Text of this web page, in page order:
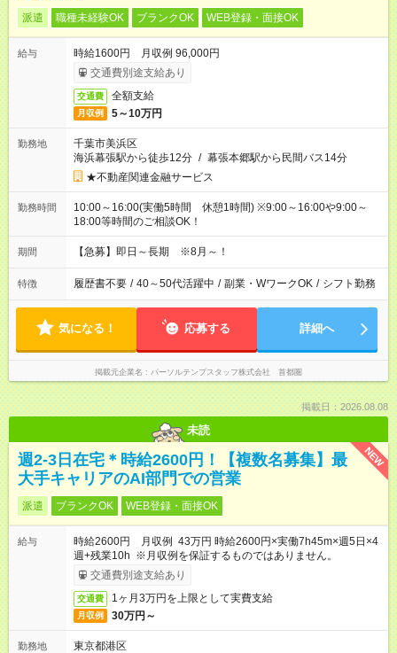
派遣 職種未経験OK ブランクOK WEB登録・面接OK
給与
時給1600円 月収例 96,000円
交通費別途支給あり
交通費 全額支給
月収例 5～10万円
勤務地
千葉市美浜区
海浜幕張駅から徒歩12分 / 幕張本郷駅から民間バス14分
★不動産関連金融サービス
勤務時間
10:00～16:00(実働5時間 休憩1時間) ※9:00～16:00や9:00～
18:00等時間のご相談OK！
期間 【急募】即日～長期 ※8月～！
特徴 履歴書不要 / 40～50代活躍中 / 副業・WワークOK / シフト勤務
気になる！ 応募する 詳細へ
掲載元企業名 パーソルテンプスタッフ株式会社 首都圏
掲載日：2026.08.08
未読
NEW
週2-3日在宅＊時給2600円！【複数名募集】最
大手キャリアのAI部門での営業
派遣 ブランクOK WEB登録・面接OK
給与
時給2600円 月収例 43万円 時給2600円×実働7h45m×週5日×4
週+残業10h ※月収例を保証するものではありません。
交通費別途支給あり
交通費 1ヶ月3万円を上限として実費支給
月収例 30万円～
勤務地
東京都港区